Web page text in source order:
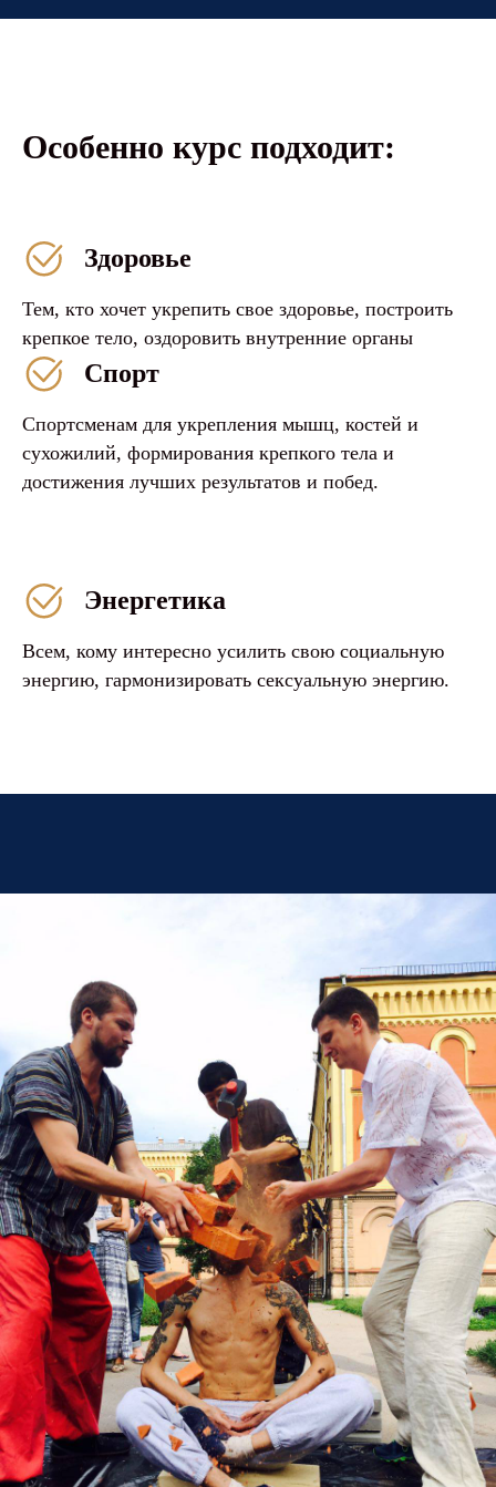
Особенно курс подходит:
Здоровье
Тем, кто хочет укрепить свое здоровье, построить
крепкое тело, оздоровить внутренние органы
Спорт
Спортсменам для укрепления мышц, костей и
сухожилий, формирования крепкого тела и
достижения лучших результатов и побед.
Энергетика
Всем, кому интересно усилить свою социальную
энергию, гармонизировать сексуальную энергию.